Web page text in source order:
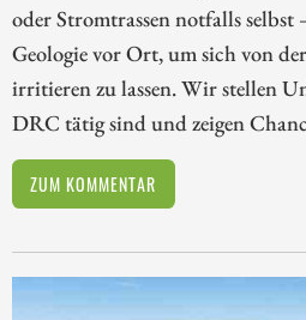
oder Stromtrassen notfalls
Geologie vor Ort, um sich von
irritieren zu lassen. Wir stellen
DRC tätig sind und zeigen
ZUM KOMMENTAR